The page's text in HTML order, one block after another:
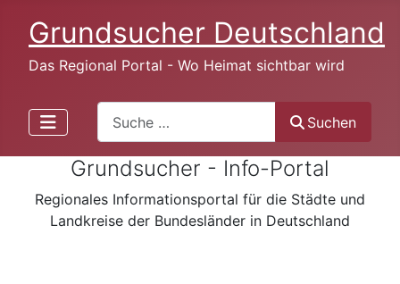
Grundsucher Deutschland
Das Regional Portal - Wo Heimat sichtbar wird
Suchen
Grundsucher - Info-Portal
Regionales Informationsportal für die Städte und
Landkreise der Bundesländer in Deutschland